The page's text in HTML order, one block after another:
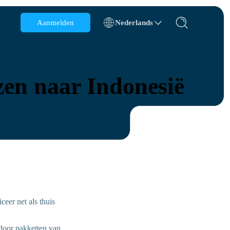
Aanmelden Nederlands
Chili China
Denemarken
naar Indonesië
net als thuis
pakketten van